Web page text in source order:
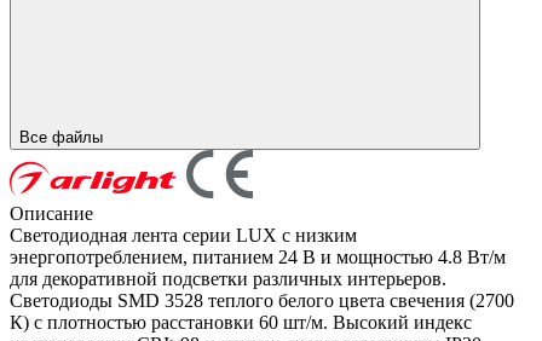
Все файлы
Описание
Светодиодная лента серии LUX с низким
энергопотреблением, питанием 24 В и мощностью 4.8 Вт/м
для декоративной подсветки различных интерьеров.
Светодиоды SMD 3528 теплого белого цвета свечения (2700
К) с плотностью расстановки 60 шт/м. Высокий индекс